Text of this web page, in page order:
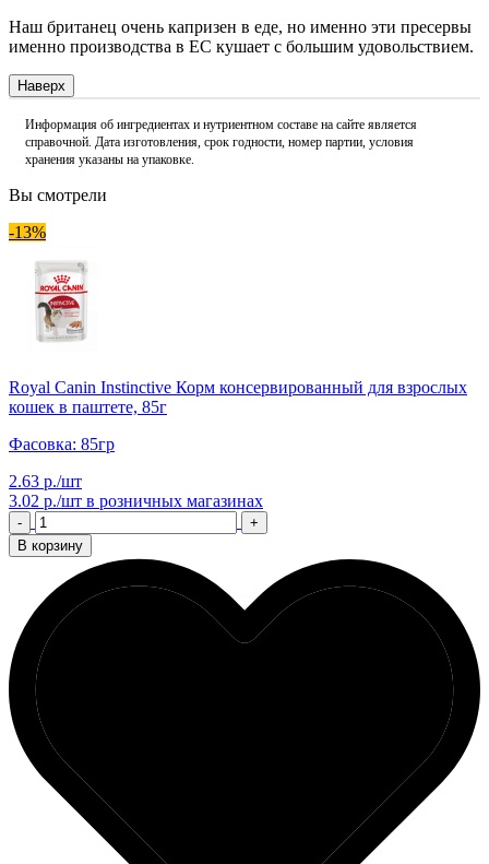
Наш британец очень капризен в еде, но именно эти пресервы
именно производства в ЕС кушает с большим удовольствием.
Наверх
Информация об ингредиентах и нутриентном составе на сайте является
справочной. Дата изготовления, срок годности, номер партии, условия
хранения указаны на упаковке.
Вы смотрели
-13%
Royal Canin Instinctive Корм консервированный для взрослых
кошек в паштете, 85г
Фасовка: 85гр
2.63 р./шт
3.02 р./шт в розничных магазинах
-
+
В корзину